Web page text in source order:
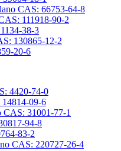
CAS: 66753-64-8
111918-90-2
38-3
130865-12-2
20-6
4420-74-0
09-6
CAS: 31001-77-1
94-8
83-2
CAS: 220727-26-4